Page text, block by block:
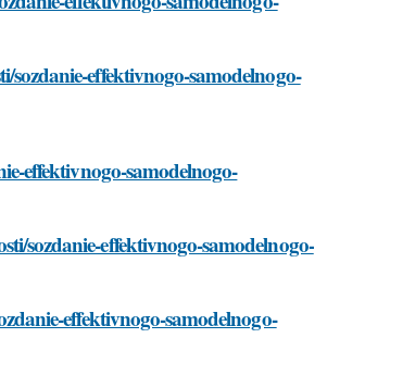
effektivnogo-samodelnogo-
effektivnogo-samodelnogo-
sozdanie-effektivnogo-samodelnogo-
effektivnogo-samodelnogo-